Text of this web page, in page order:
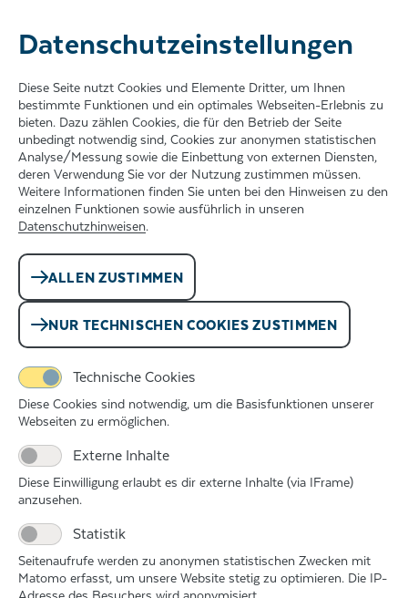
Bronzezeit
Die Menschen lernen, Metalle
zu schmelzen
Vor über 4.000 Jahren entdeckten die Menschen,
dass Kupfer, wenn es sehr stark erhitzt wird, schmilzt
und in Formen gegossen werden kann. Aber Kupfer
war zu weich, um als Werkzeug verwendet zu
werden. Bald fand man heraus, dass bei Zugabe von
etwas Zinn das gegossene Metall viel härter wird: Die
Bronze war erfunden und veränderte die Welt. Ab
etwa 2200 v. Chr. wurden in unserer Gegend Waffen,
Werkzeuge, Geschirr, Beschläge, Ackergeräte,
Kunstwerke und Schmuck aus Bronze hergestellt.
Datenschutz­einstellungen
Diese Seite nutzt Cookies und Elemente Dritter, um Ihnen
bestimmte Funktionen und ein optimales Webseiten-Erlebnis zu
bieten. Dazu zählen Cookies, die für den Betrieb der Seite
unbedingt notwendig sind, Cookies zur anonymen statistischen
Analyse/Messung sowie die Einbettung von externen Diensten,
deren Verwendung Sie vor der Nutzung zustimmen müssen.
Weitere Informationen finden Sie unten bei den Hinweisen zu den
einzelnen Funktionen sowie ausführlich in unseren
Datenschutzhinweisen.
ALLEN ZUSTIMMEN
NUR TECHNISCHEN COOKIES ZUSTIMMEN
Technische Cookies
Diese Cookies sind notwendig, um die Basisfunktionen unserer
Webseiten zu ermöglichen.
Externe Inhalte
Diese Einwilligung erlaubt es dir externe Inhalte (via IFrame)
anzusehen.
Statistik
Seitenaufrufe werden zu anonymen statistischen Zwecken mit
Matomo erfasst, um unsere Website stetig zu optimieren. Die IP-